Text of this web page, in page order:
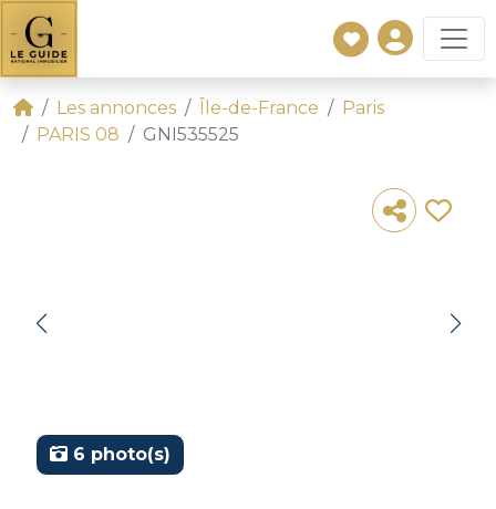
Les annonces Île-de-France
Paris
PARIS 08
GNI535525
6 photo(s)